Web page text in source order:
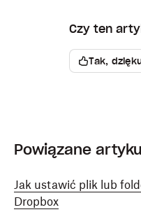
Czy ten
Tak,
Powiązane
Jak ustawić plik lub
Dropbox